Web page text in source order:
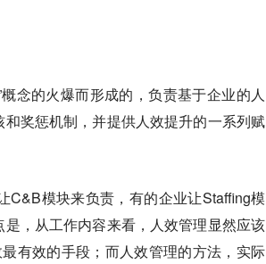
念的火爆而形成的，负责基于企业的人
奖惩机制，并提供人效提升的一系列赋
C&B模块来负责，有的企业让Staffing模
，从工作内容来看，人效管理显然应该
有效的手段；而人效管理的方法，实际